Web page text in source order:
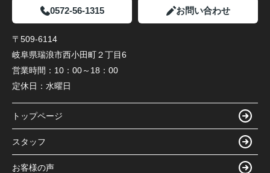
0572-56-1315 お問い合わせ
〒509-6114
岐阜県瑞浪市西小田町２丁目6
営業時間： 10：00～18：00
定休日： 水曜日
トップページ
スタッフ
お客様の声